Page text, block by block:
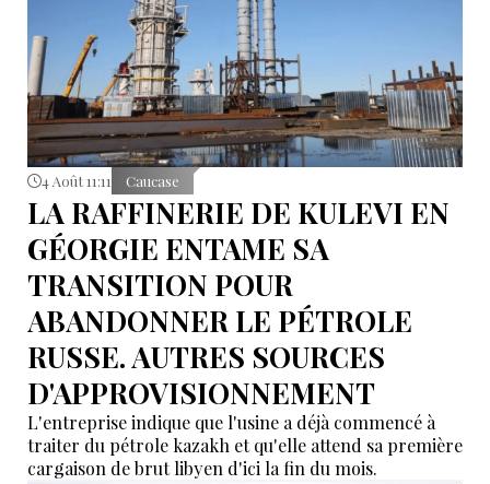
4 Août 11:11 Caucase
LA RAFFINERIE DE KULEVI EN
GÉORGIE ENTAME SA
TRANSITION POUR
ABANDONNER LE PÉTROLE
RUSSE. AUTRES SOURCES
D'APPROVISIONNEMENT
L'entreprise indique que l'usine a déjà commencé à
traiter du pétrole kazakh et qu'elle attend sa première
cargaison de brut libyen d'ici la fin du mois.